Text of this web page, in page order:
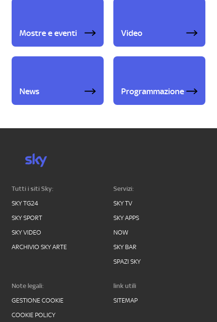
Mostre e eventi Video
News Programmazione
Tutti i siti Sky:
SKY TG24
SKY SPORT
SKY VIDEO
ARCHIVIO SKY ARTE
Servizi:
SKY TV
SKY APPS
NOW
SKY BAR
SPAZI SKY
Note legali:
GESTIONE COOKIE
COOKIE POLICY
link utili
SITEMAP